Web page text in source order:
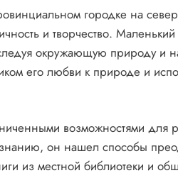
городке на
и творчество. Маленький
окружающую природу и
его любви к природе и
возможностями для
он нашел способы
из местной библиотеки и